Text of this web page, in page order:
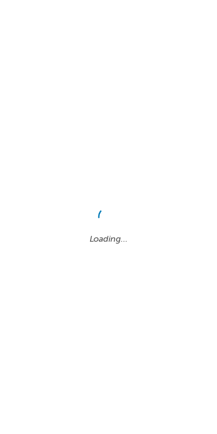
Loading…